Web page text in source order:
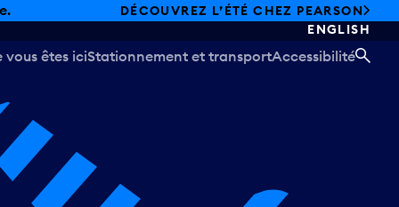
DÉCOUVREZ L’ÉTÉ CHEZ PEARSON
ENGLISH
vous êtes iciStationnement et transportAccessibilité